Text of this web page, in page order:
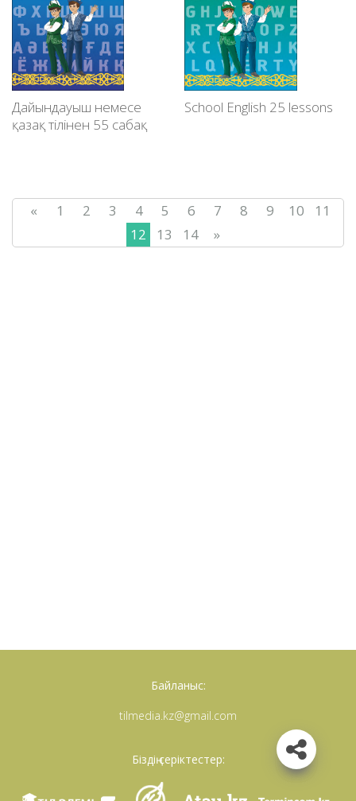
Дайындауыш немесе
қазақ тілінен 55 сабақ
School English 25 lessons
« 1 2 3 4 5 6 7 8 9 10
11
12
13 14 »
Байланыс:
tilmedia.kz@gmail.com
Біздің серіктестер: